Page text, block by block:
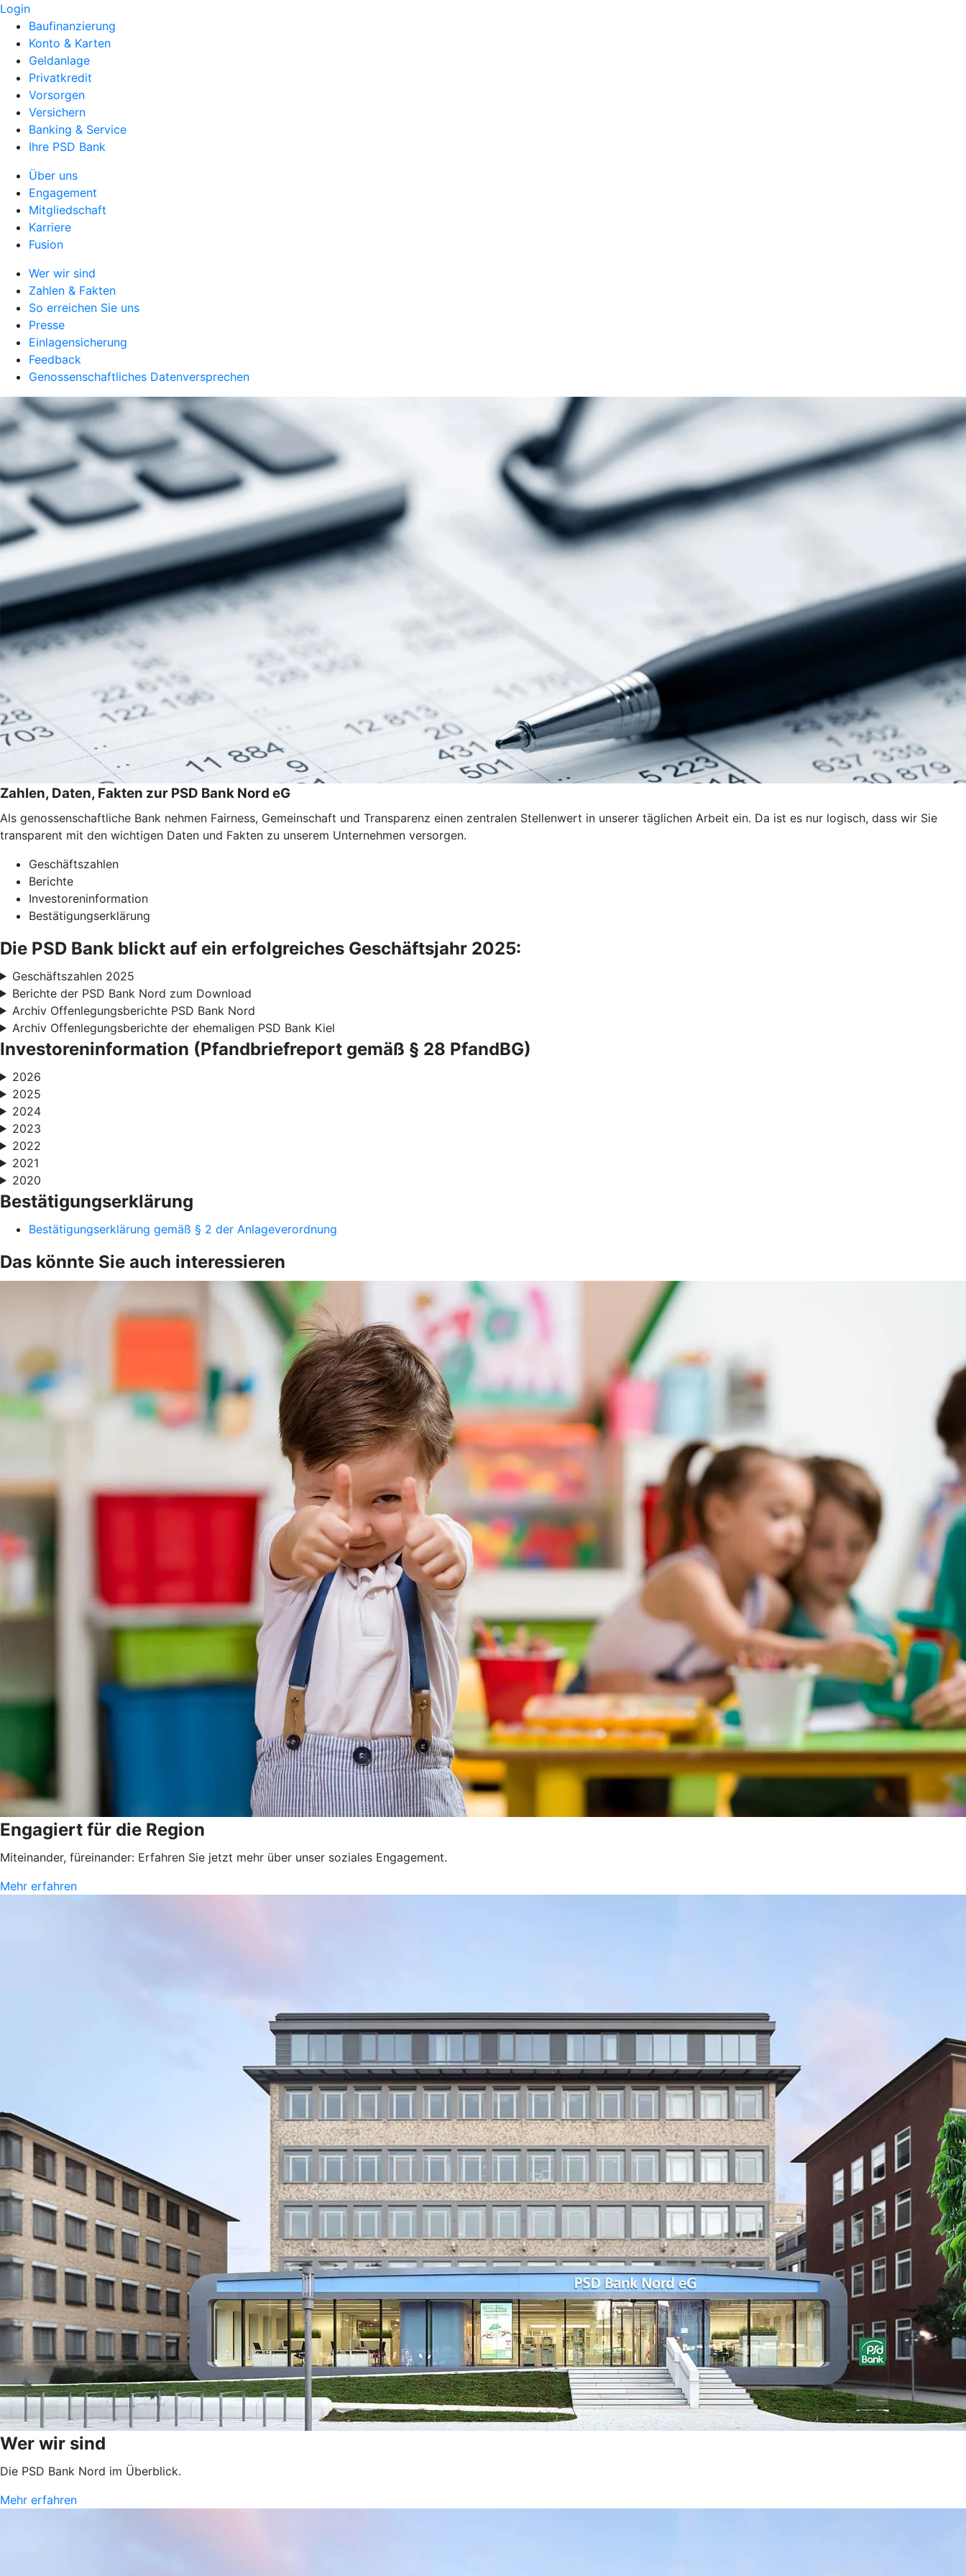
Login
Baufinanzierung
Konto & Karten
Geldanlage
Privatkredit
Vorsorgen
Versichern
Banking & Service
Ihre PSD Bank
Über uns
Engagement
Mitgliedschaft
Karriere
Fusion
Wer wir sind
Zahlen & Fakten
So erreichen Sie uns
Presse
Einlagensicherung
Feedback
Genossenschaftliches Datenversprechen
Zahlen, Daten, Fakten zur PSD Bank Nord eG
Als genossenschaftliche Bank nehmen Fairness, Gemeinschaft und Transparenz einen zentralen Stellenwert in unserer täglichen Arbeit ein. Da ist es nur logisch, dass wir Sie
transparent mit den wichtigen Daten und Fakten zu unserem Unternehmen versorgen.
Geschäftszahlen
Berichte
Investoreninformation
Bestätigungserklärung
Die PSD Bank blickt auf ein erfolgreiches Geschäftsjahr 2025:
Geschäftszahlen 2025
Berichte der PSD Bank Nord zum Download
Archiv Offenlegungsberichte PSD Bank Nord
Archiv Offenlegungsberichte der ehemaligen PSD Bank Kiel
Investoreninformation (Pfandbriefreport gemäß § 28 PfandBG)
2026
2025
2024
2023
2022
2021
2020
Bestätigungserklärung
Bestätigungserklärung gemäß § 2 der Anlageverordnung
Das könnte Sie auch interessieren
Engagiert für die Region
Miteinander, füreinander: Erfahren Sie jetzt mehr über unser soziales Engagement.
Mehr erfahren
Wer wir sind
Die PSD Bank Nord im Überblick.
Mehr erfahren